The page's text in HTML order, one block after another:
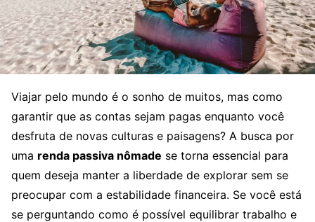
Viajar pelo mundo é o sonho de muitos, mas como
garantir que as contas sejam pagas enquanto você
desfruta de novas culturas e paisagens? A busca por
uma renda passiva nômade se torna essencial para
quem deseja manter a liberdade de explorar sem se
preocupar com a estabilidade financeira. Se você está
se perguntando como é possível equilibrar trabalho e